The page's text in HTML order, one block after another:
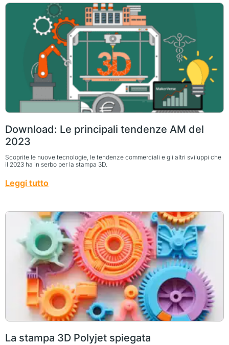
Download: Le principali tendenze AM del
2023
Scoprite le nuove tecnologie, le tendenze commerciali e gli altri sviluppi che
il 2023 ha in serbo per la stampa 3D.
Leggi tutto
La stampa 3D Polyjet spiegata